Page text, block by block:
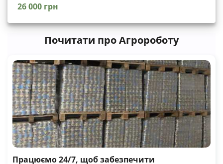
26 000 грн
Почитати про Агророботу
Працюємо 24/7, щоб забезпечити